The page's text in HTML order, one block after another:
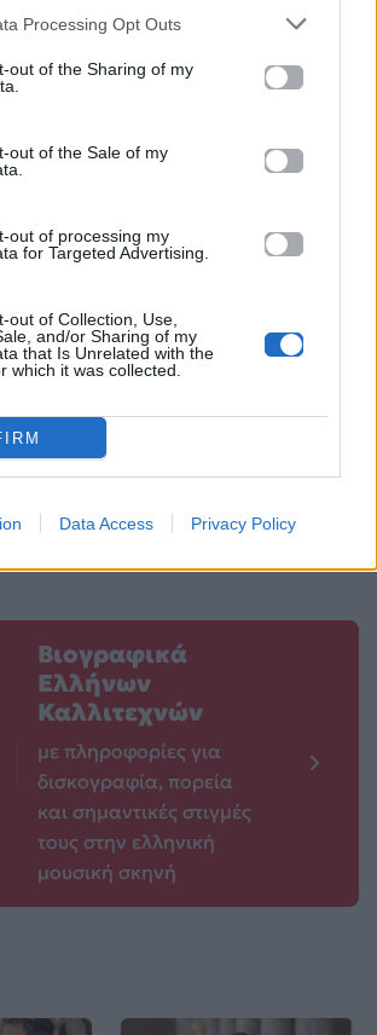
Processing Opt Outs
out of the Sharing of my
out of the Sale of my
out of processing my
for Targeted Advertising.
out of Collection, Use,
and/or Sharing of my
that Is Unrelated with the
which it was collected.
Data Access Privacy Policy
Επόμενο
διεθνής
συνεργασία με τη
Βιογραφικά
Ελλήνων
Καλλιτεχνών
με πληροφορίες για
δισκογραφία, πορεία
και σημαντικές στιγμές
τους στην ελληνική
μουσική σκηνή